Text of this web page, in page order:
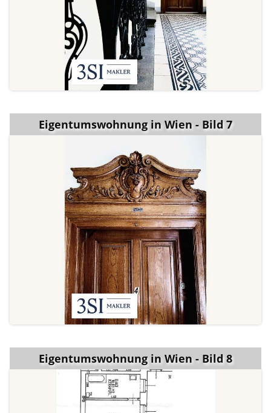
Eigentumswohnung in Wien - Bild 7
Eigentumswohnung in Wien - Bild 8